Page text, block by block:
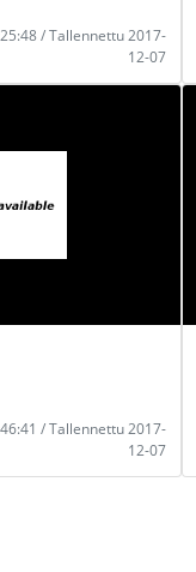
/ Tallennettu 2017-
12-07
/ Tallennettu 2017-
12-07